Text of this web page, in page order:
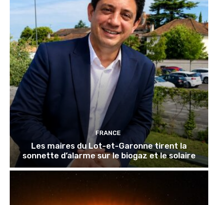
FRANCE
Les maires du Lot-et-Garonne tirent la
sonnette d’alarme sur le biogaz et le solaire